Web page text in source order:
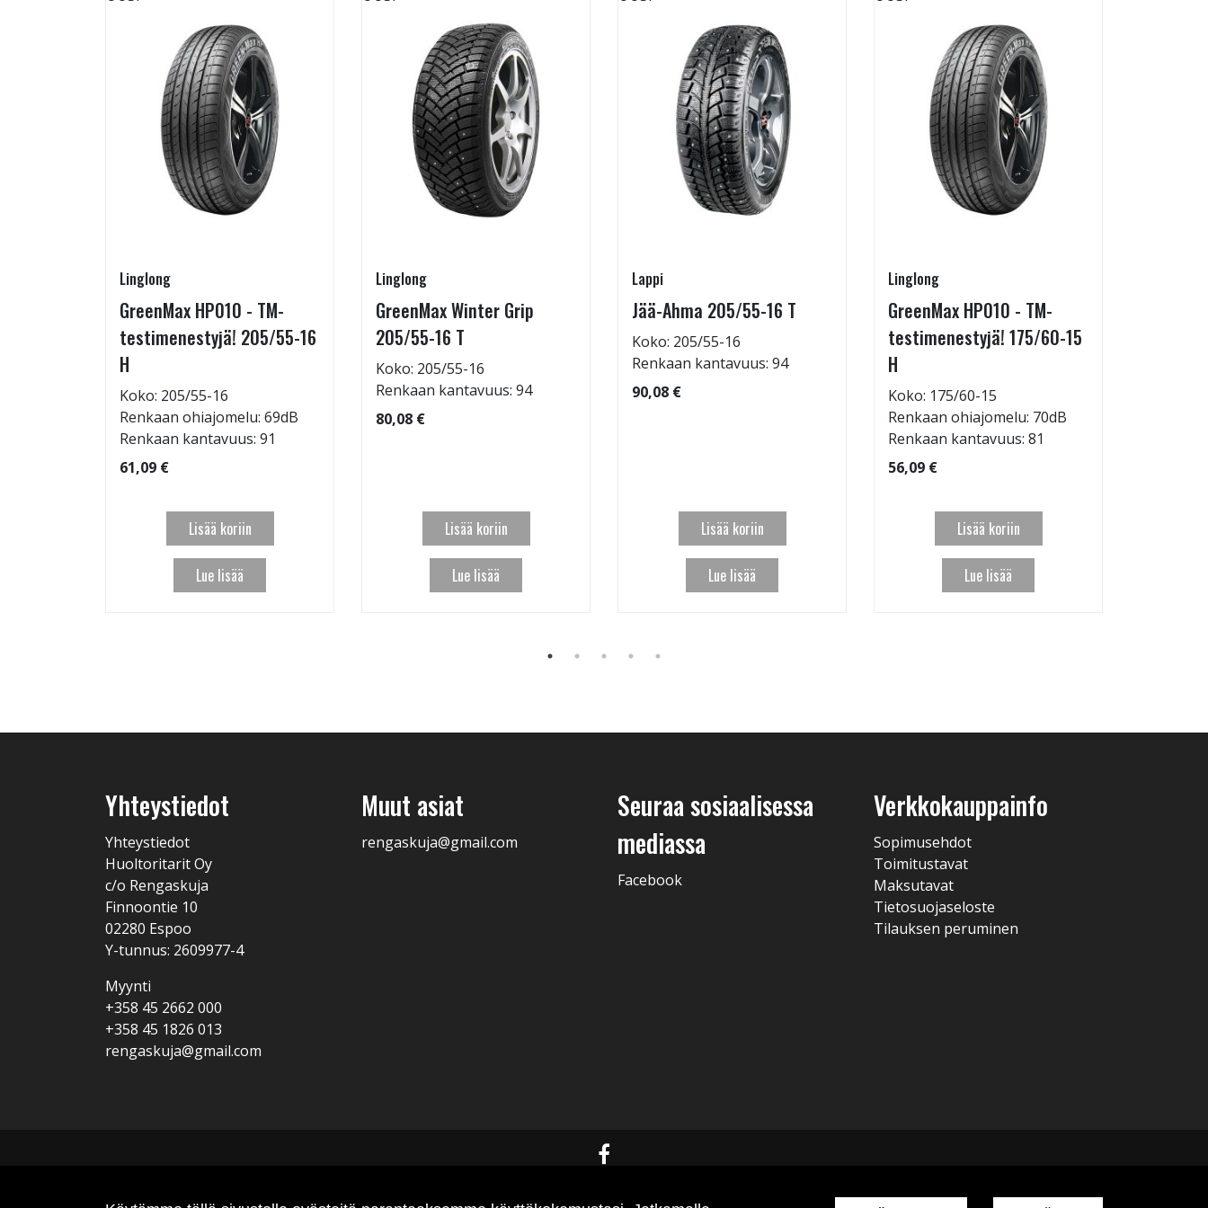
Linglong
GreenMax HP010 - TM-
testimenestyjä! 205/55-16
H
Koko: 205/55-16
Renkaan ohiajomelu: 69dB
Renkaan kantavuus: 91
61,09 €
Lisää koriin
Lue lisää
Linglong
GreenMax Winter Grip
205/55-16 T
Koko: 205/55-16
Renkaan kantavuus: 94
80,08 €
Lisää koriin
Lue lisää
Lappi
Jää-Ahma 205/55-16 T
Koko: 205/55-16
Renkaan kantavuus: 94
90,08 €
Lisää koriin
Lue lisää
Linglong
GreenMax HP010 - TM-
testimenestyjä! 175/60-15
H
Koko: 175/60-15
Renkaan ohiajomelu: 70dB
Renkaan kantavuus: 81
56,09 €
Lisää koriin
Lue lisää
Yhteystiedot
Yhteystiedot
Huoltoritarit Oy
c/o Rengaskuja
Finnoontie 10
02280 Espoo
Y-tunnus: 2609977-4
Myynti
+358 45 2662 000
+358 45 1826 013
rengaskuja@gmail.com
Muut asiat
rengaskuja@gmail.com
Seuraa sosiaalisessa
mediassa
Facebook
Verkkokauppainfo
Sopimusehdot
Toimitustavat
Maksutavat
Tietosuojaseloste
Tilauksen peruminen